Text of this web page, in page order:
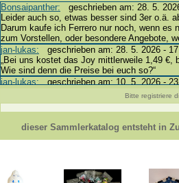
Bonsaipanther: geschrieben am: 28. 5.
Leider auch so, etwas besser sind 3er o.ä.
Darum kaufe ich Ferrero nur noch, wenn es
zum Vorstellen, oder besondere Angebote,
jan-lukas: geschrieben am: 28. 5. 2026 -
„Bei uns kostet das Joy mittlerweile 1,49 €,
Wie sind denn die Preise bei euch so?“
jan-lukas:geschrieben am: 10. 5. 2026 -
Bonsaipanther:geschrieben am: 10. 5.
@ Harald
https://www.ue-ei-portal-
Dein Enkel sollte zur Strafe die nächsten 3
Für die Figuren VC307, 310, 318 und 326
mein Enkel hat die leider weggeworfen
Bitte registriere
dieser Sammlerkatalog entsteht in